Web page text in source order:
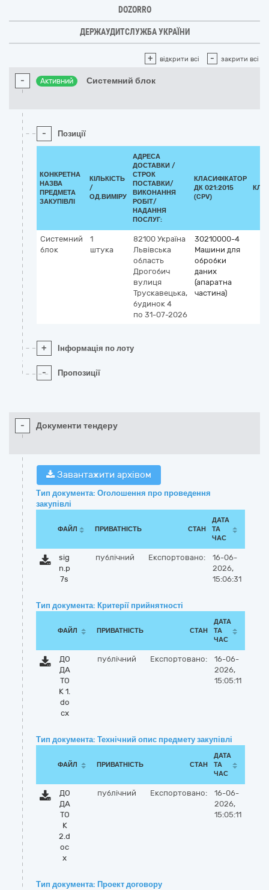
DOZORRO
ДЕРЖАУДИТСЛУЖБА УКРАЇНИ
+ відкрити всі - закрити всі
- Активний Системний блок
- Позиції
КОНКРЕТНА
НАЗВА
ПРЕДМЕТА
ЗАКУПІВЛІ
КІЛЬКІСТЬ
/
ОД.ВИМІРУ
АДРЕСА
ДОСТАВКИ /
СТРОК
ПОСТАВКИ/
ВИКОНАННЯ
РОБІТ/
НАДАННЯ
ПОСЛУГ:
КЛАСИФІКАТОР
ДК 021:2015
(CPV)
Системний
блок
1
штука
82100 Україна
Львівська
область
Дрогобич
вулиця
Трускавецька,
будинок 4
по 31-07-2026
30210000-4
Машини для
обробки
даних
(апаратна
частина)
+ Інформація по лоту
- Пропозиції
- Документи тендеру
Завантажити архівом
Тип документа: Оголошення про проведення
закупівлі
ФАЙЛ ПРИВАТНІСТЬ СТАН
ДАТА
ТА
ЧАС
sig
n.p
7s
публічний Експортовано:
16-06-
2026,
15:06:31
Тип документа: Критерії прийнятності
ФАЙЛ ПРИВАТНІСТЬ СТАН
ДАТА
ТА
ЧАС
ДО
ДА
ТО
К 1.
do
cx
публічний Експортовано:
16-06-
2026,
15:05:11
Тип документа: Технічний опис предмету закупівлі
ФАЙЛ ПРИВАТНІСТЬ СТАН
ДАТА
ТА
ЧАС
ДО
ДА
ТО
К
2.d
oc
x
публічний Експортовано:
16-06-
2026,
15:05:11
Тип документа: Проект договору